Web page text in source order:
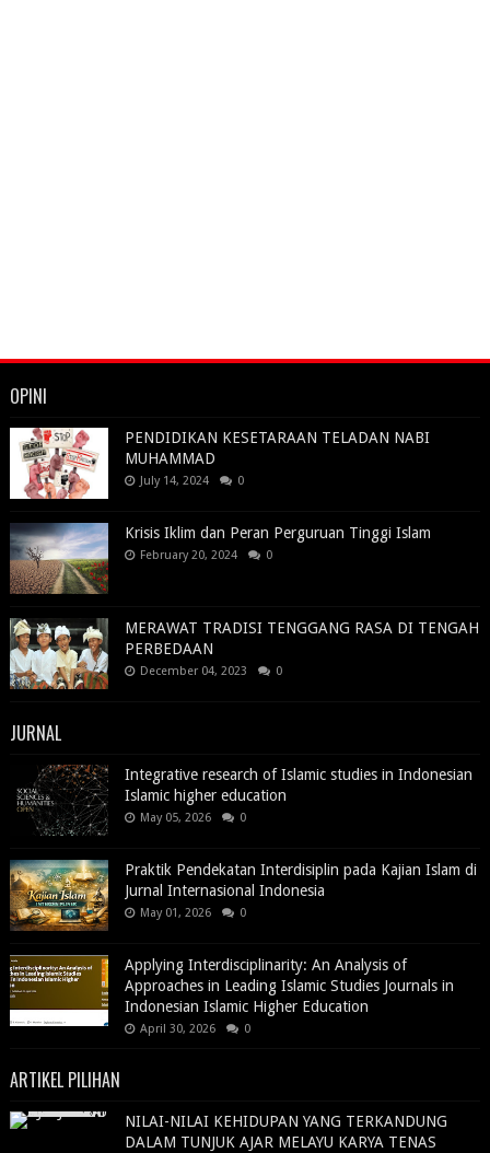
OPINI
PENDIDIKAN KESETARAAN TELADAN NABI
MUHAMMAD
July 14, 2024 0
Krisis Iklim dan Peran Perguruan Tinggi Islam
February 20, 2024 0
MERAWAT TRADISI TENGGANG RASA DI TENGAH
PERBEDAAN
December 04, 2023 0
JURNAL
Integrative research of Islamic studies in Indonesian
Islamic higher education
May 05, 2026 0
Praktik Pendekatan Interdisiplin pada Kajian Islam di
Jurnal Internasional Indonesia
May 01, 2026 0
Applying Interdisciplinarity: An Analysis of
Approaches in Leading Islamic Studies Journals in
Indonesian Islamic Higher Education
April 30, 2026 0
ARTIKEL PILIHAN
NILAI-NILAI KEHIDUPAN YANG TERKANDUNG
DALAM TUNJUK AJAR MELAYU KARYA TENAS